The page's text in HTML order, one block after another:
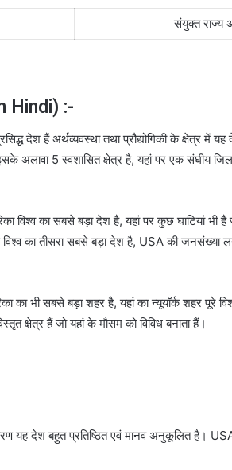
संयुक्त राज्य
Hindi) :-
देश हैं अर्थव्यवस्था तथा प्रौद्योगिकी के क्षेत्र में
5 स्वशासित क्षेत्र है, यहां पर एक संघीय
विश्व का सबसे बड़ा देश है, यहां पर कुछ घाटियां
विश्व का तीसरा सबसे बड़ा देश है, USA की
का भी सबसे बड़ा शहर है, यहां का न्यूयॉर्क शहर पूरे
क्षेत्र हैं जो यहां के मौसम को विविध बनाता हैं।
यह देश बहुत प्रतिष्ठित एवं मानव अनुकूलित है।